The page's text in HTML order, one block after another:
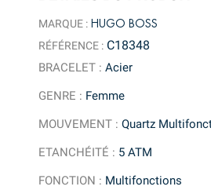
MARQUE : HUGO BOSS
RÉFÉRENCE : C18348
BRACELET :Acier
GENRE : Femme
MOUVEMENT :Quartz
ETANCHÉITÉ : 5 ATM
FONCTION : Multifonctions